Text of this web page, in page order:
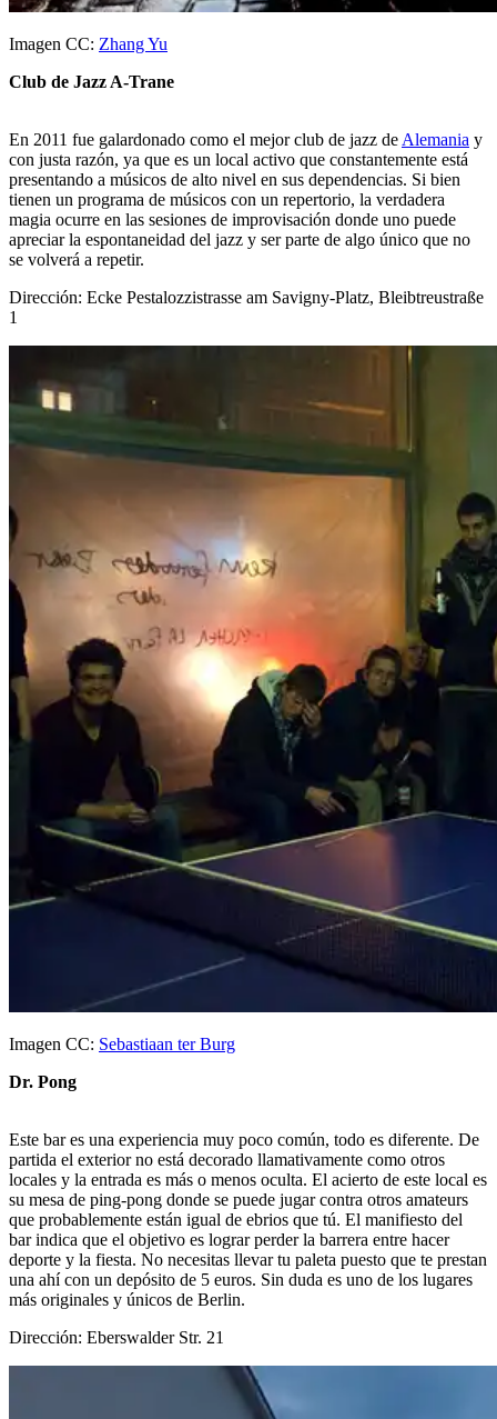
Imagen CC: Zhang Yu
Club de Jazz A-Trane
En 2011 fue galardonado como el mejor club de jazz de Alemania y
con justa razón, ya que es un local activo que constantemente está
presentando a músicos de alto nivel en sus dependencias. Si bien
tienen un programa de músicos con un repertorio, la verdadera
magia ocurre en las sesiones de improvisación donde uno puede
apreciar la espontaneidad del jazz y ser parte de algo único que no
se volverá a repetir.
Dirección: Ecke Pestalozzistrasse am Savigny-Platz, Bleibtreustraße
1
Imagen CC: Sebastiaan ter Burg
Dr. Pong
Este bar es una experiencia muy poco común, todo es diferente. De
partida el exterior no está decorado llamativamente como otros
locales y la entrada es más o menos oculta. El acierto de este local es
su mesa de ping-pong donde se puede jugar contra otros amateurs
que probablemente están igual de ebrios que tú. El manifiesto del
bar indica que el objetivo es lograr perder la barrera entre hacer
deporte y la fiesta. No necesitas llevar tu paleta puesto que te prestan
una ahí con un depósito de 5 euros. Sin duda es uno de los lugares
más originales y únicos de Berlin.
Dirección: Eberswalder Str. 21